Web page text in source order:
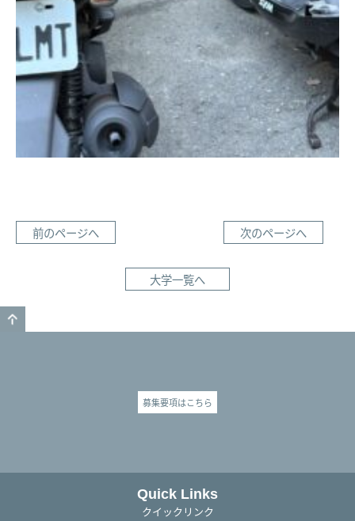
前のページへ 次のページへ
大学一覧へ
募集要項はこちら
Quick Links
クイックリンク